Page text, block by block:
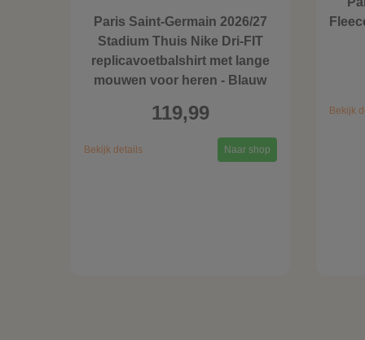
Paris Saint-Germain 2026/27
Stadium Thuis Nike Dri-FIT
replicavoetbalshirt met lange
mouwen voor heren - Blauw
119,99
Bekijk details Naar shop
Bekijk